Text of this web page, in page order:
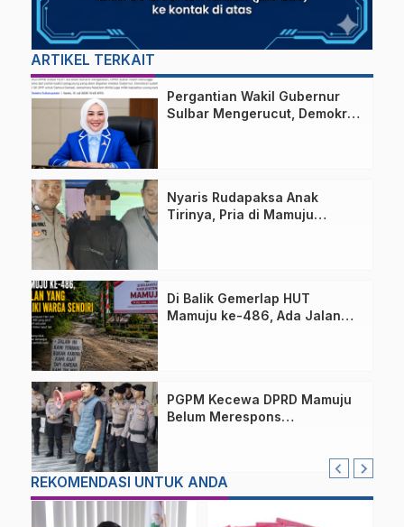
ARTIKEL TERKAIT
Pergantian Wakil Gubernur
Sulbar Mengerucut, Demokrat
Nyaris Rudapaksa Anak
Tirinya, Pria di Mamuju
Di Balik Gemerlap HUT
Mamuju ke-486, Ada Jalan
PGPM Kecewa DPRD Mamuju
Belum Merespons
REKOMENDASI UNTUK ANDA